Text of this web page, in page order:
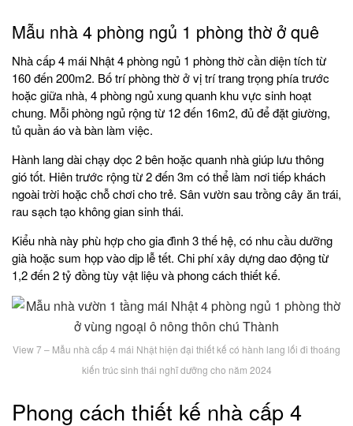
Mẫu nhà 4 phòng ngủ 1 phòng thờ ở quê
Nhà cấp 4 mái Nhật 4 phòng ngủ 1 phòng thờ cần diện tích từ
160 đến 200m2. Bố trí phòng thờ ở vị trí trang trọng phía trước
hoặc giữa nhà, 4 phòng ngủ xung quanh khu vực sinh hoạt
chung. Mỗi phòng ngủ rộng từ 12 đến 16m2, đủ để đặt giường,
tủ quần áo và bàn làm việc.
Hành lang dài chạy dọc 2 bên hoặc quanh nhà giúp lưu thông
gió tốt. Hiên trước rộng từ 2 đến 3m có thể làm nơi tiếp khách
ngoài trời hoặc chỗ chơi cho trẻ. Sân vườn sau trồng cây ăn trái,
rau sạch tạo không gian sinh thái.
Kiểu nhà này phù hợp cho gia đình 3 thế hệ, có nhu cầu dưỡng
già hoặc sum họp vào dịp lễ tết. Chi phí xây dựng dao động từ
1,2 đến 2 tỷ đồng tùy vật liệu và phong cách thiết kế.
View 7 – Mẫu nhà cấp 4 mái Nhật hiện đại thiết kế có hành lang lối đi thoáng
kiến trúc sinh thái nghĩ dưỡng cho năm 2024
Phong cách thiết kế nhà cấp 4